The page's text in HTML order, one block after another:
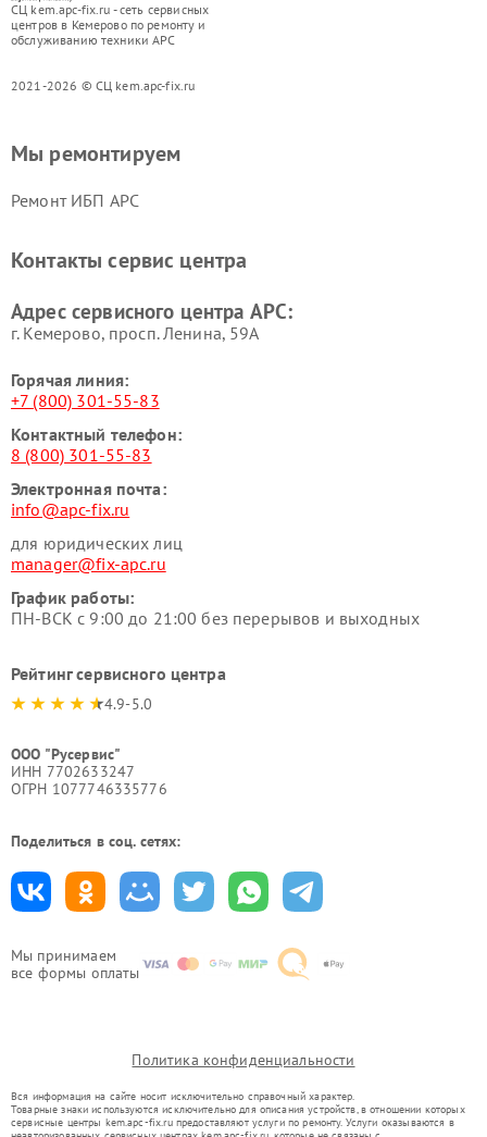
СЦ kem.apc-fix.ru - сеть сервисных
центров в Кемерово по ремонту и
обслуживанию техники APC
2021-2026 © СЦ kem.apc-fix.ru
Мы принимаем
все формы оплаты
Мы ремонтируем
Ремонт ИБП APC
Контакты сервис центра
Адрес сервисного центра APC:
г. Кемерово, просп. Ленина, 59А
Горячая линия:
+7 (800) 301-55-83
Контактный телефон:
8 (800) 301-55-83
Электронная почта:
info@apc-fix.ru
для юридических лиц
manager@fix-apc.ru
График работы:
ПН-ВСК с 9:00 до 21:00 без перерывов и выходных
Рейтинг сервисного центра
4.9-5.0
ООО "Русервис"
ИНН 7702633247
ОГРН 1077746335776
Поделиться в соц. сетях:
Политика конфиденциальности
Вся информация на сайте носит исключительно справочный характер.
Товарные знаки используются исключительно для описания устройств, в отношении которых
сервисные центры kem.apc-fix.ru предоставляют услуги по ремонту. Услуги оказываются в